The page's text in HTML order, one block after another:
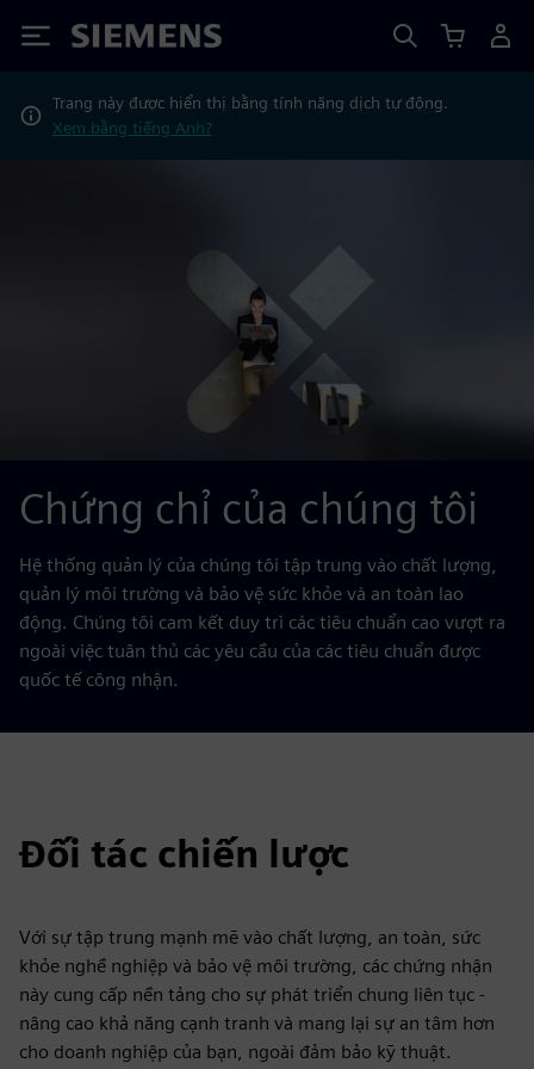
Siemens
Trang này được hiển thị bằng tính năng dịch tự động.
Xem bằng tiếng Anh?
Chứng chỉ của chúng tôi
Hệ thống quản lý của chúng tôi tập trung vào chất lượng,
quản lý môi trường và bảo vệ sức khỏe và an toàn lao
động. Chúng tôi cam kết duy trì các tiêu chuẩn cao vượt ra
ngoài việc tuân thủ các yêu cầu của các tiêu chuẩn được
quốc tế công nhận.
Đối tác chiến lược
Với sự tập trung mạnh mẽ vào chất lượng, an toàn, sức
khỏe nghề nghiệp và bảo vệ môi trường, các chứng nhận
này cung cấp nền tảng cho sự phát triển chung liên tục -
nâng cao khả năng cạnh tranh và mang lại sự an tâm hơn
cho doanh nghiệp của bạn, ngoài đảm bảo kỹ thuật.